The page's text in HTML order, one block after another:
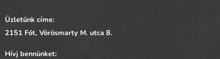
Üzletünk címe:
2151 Fót, Vörösmarty M. utca 8.
Hívj bennünket: